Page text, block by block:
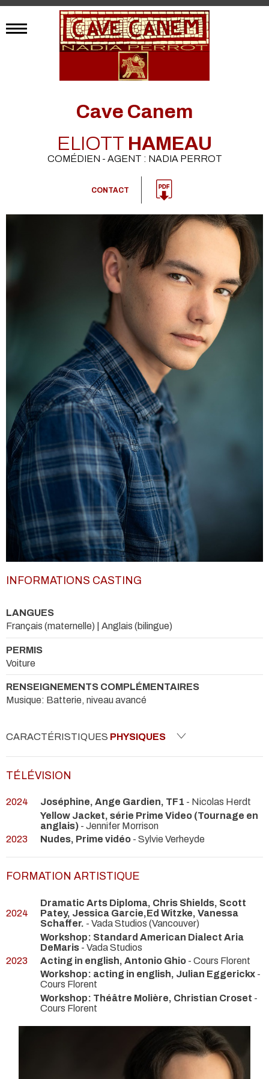
Cave Canem
ELIOTT HAMEAU
COMÉDIEN - AGENT : NADIA PERROT
CONTACT
INFORMATIONS CASTING
LANGUES
Français (maternelle) | Anglais (bilingue)
PERMIS
Voiture
RENSEIGNEMENTS COMPLÉMENTAIRES
Musique: Batterie, niveau avancé
CARACTÉRISTIQUES PHYSIQUES
TÉLÉVISION
2024 Joséphine, Ange Gardien, TF1 - Nicolas Herdt
Yellow Jacket, série Prime Video (Tournage en
anglais) - Jennifer Morrison
2023
Nudes, Prime vidéo - Sylvie Verheyde
FORMATION ARTISTIQUE
2024
Dramatic Arts Diploma, Chris Shields, Scott
Patey, Jessica Garcie,Ed Witzke, Vanessa
Schaffer. - Vada Studios (Vancouver)
Workshop: Standard American Dialect Aria
DeMaris - Vada Studios
2023
Acting in english, Antonio Ghio - Cours Florent
Workshop: acting in english, Julian Eggerickx -
Cours Florent
Workshop: Théâtre Molière, Christian Croset -
Cours Florent